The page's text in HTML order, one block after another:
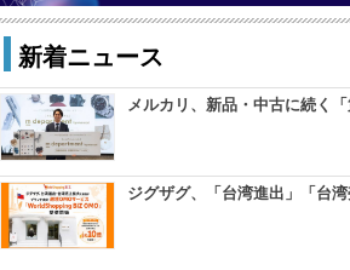
新着ニュース
メルカリ、新品・中古に続く
ジグザグ、「台湾進出」「台